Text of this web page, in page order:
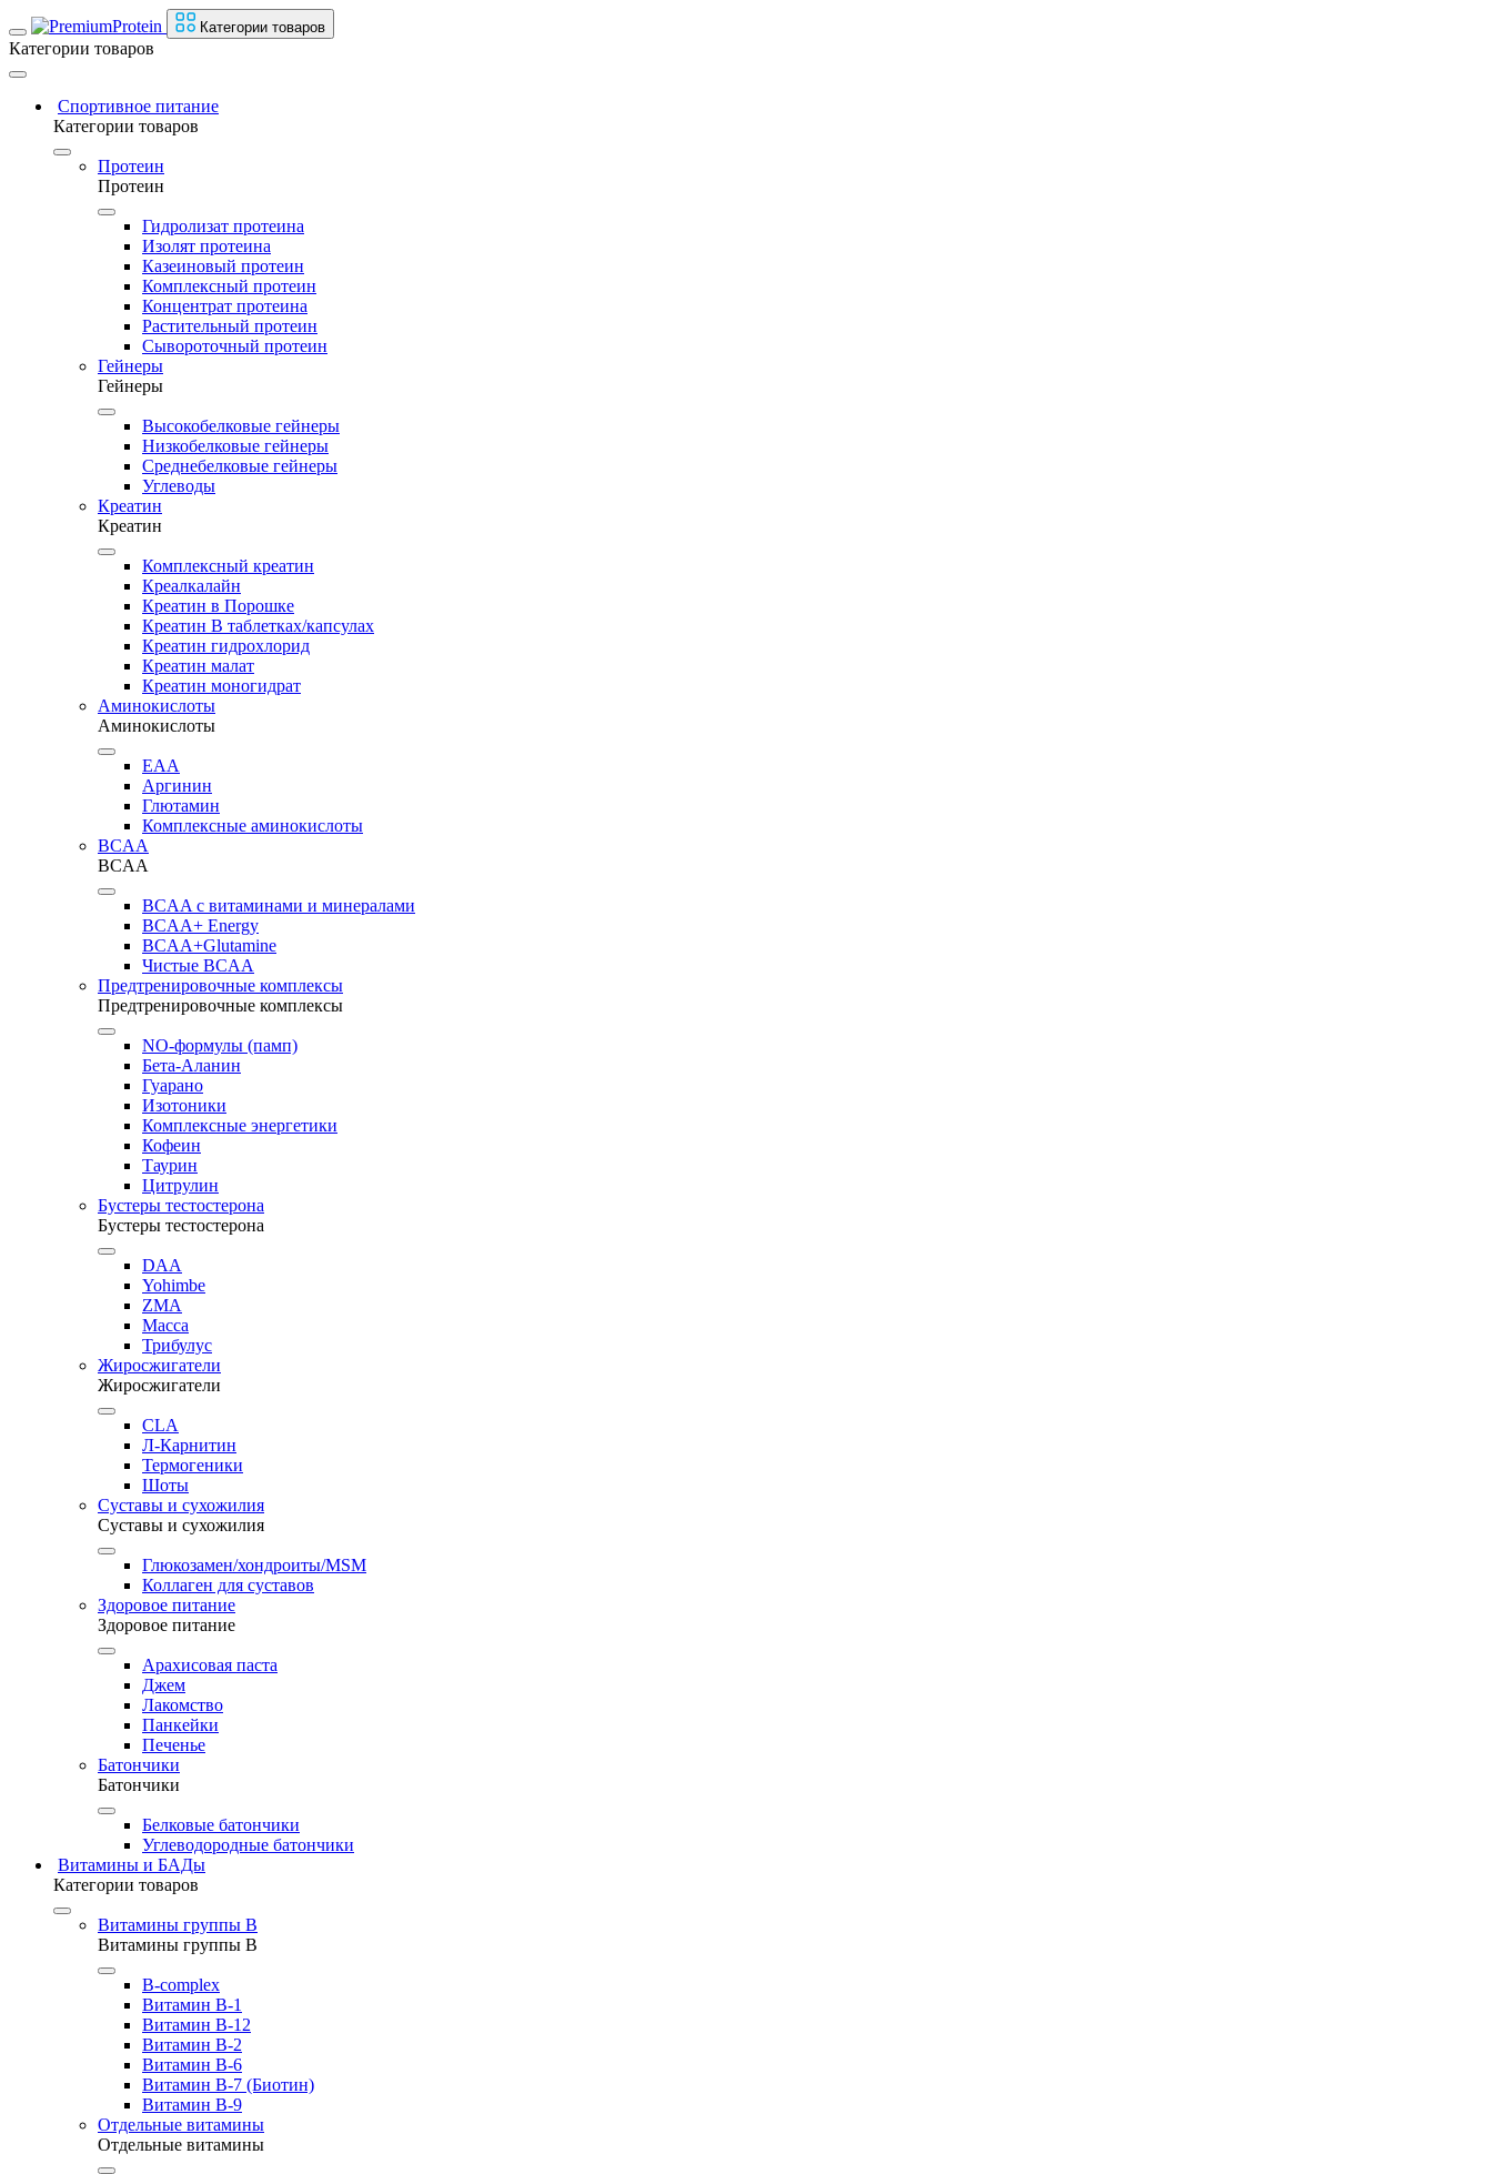
Категории товаров
Категории товаров
Спортивное питание
Категории товаров
Протеин
Протеин
Гидролизат протеина
Изолят протеина
Казеиновый протеин
Комплексный протеин
Концентрат протеина
Растительный протеин
Сывороточный протеин
Гейнеры
Гейнеры
Высокобелковые гейнеры
Низкобелковые гейнеры
Среднебелковые гейнеры
Углеводы
Креатин
Креатин
Комплексный креатин
Креалкалайн
Креатин в Порошке
Креатин В таблетках/капсулах
Креатин гидрохлорид
Креатин малат
Креатин моногидрат
Аминокислоты
Аминокислоты
EAA
Аргинин
Глютамин
Комплексные аминокислоты
BCAA
BCAA
BCAA с витаминами и минералами
BCAA+ Energy
BCAA+Glutamine
Чистые BCAA
Предтренировочные комплексы
Предтренировочные комплексы
NO-формулы (памп)
Бета-Аланин
Гуарано
Изотоники
Комплексные энергетики
Кофеин
Таурин
Цитрулин
Бустеры тестостерона
Бустеры тестостерона
DAA
Yohimbe
ZMA
Масса
Трибулус
Жиросжигатели
Жиросжигатели
CLA
Л-Карнитин
Термогеники
Шоты
Суставы и сухожилия
Суставы и сухожилия
Глюкозамен/хондроиты/MSM
Коллаген для суставов
Здоровое питание
Здоровое питание
Арахисовая паста
Джем
Лакомство
Панкейки
Печенье
Батончики
Батончики
Белковые батончики
Углеводородные батончики
Витамины и БАДы
Категории товаров
Витамины группы B
Витамины группы B
B-complex
Витамин B-1
Витамин B-12
Витамин B-2
Витамин B-6
Витамин B-7 (Биотин)
Витамин B-9
Отдельные витамины
Отдельные витамины